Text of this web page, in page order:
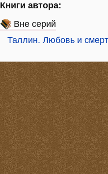
Книги автора:
Вне серий
Таллин. Любовь и